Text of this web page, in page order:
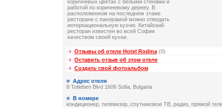
коричневых цветах с белыми стенами и
работой по коричневому дереву. В
расположенном на последнем этаже
ресторане с панорамой можно отведать
интернациональную кухню. Китайский
ресторан известен во всей Софии
качеством своей кухни.
Отзывы об отеле Hotel Rodina(0)
Оставить отзыв об этом отеле
Создать свой фотоальбом
Адрес отеля
8 Totleben Blvd 1606 Sofia, Bulgaria
В номере
кондиционер, телевизор, спутниковое ТВ, радио, прямой